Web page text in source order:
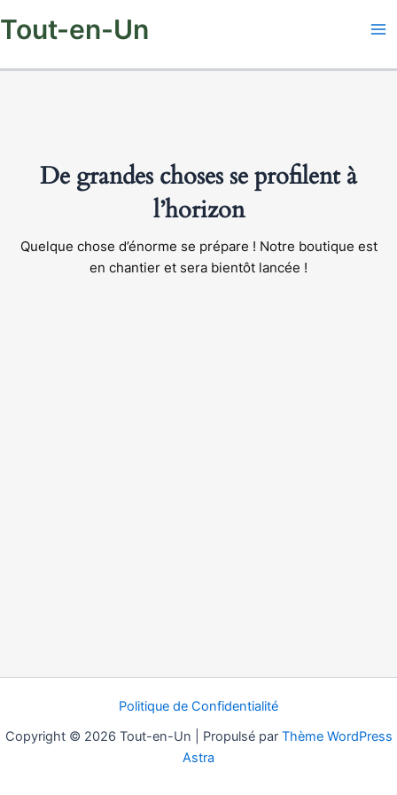
Tout-en-Un
De grandes choses se profilent à
l’horizon
Quelque chose d’énorme se prépare ! Notre boutique est
en chantier et sera bientôt lancée !
Politique de Confidentialité
Copyright © 2026 Tout-en-Un | Propulsé par Thème WordPress
Astra